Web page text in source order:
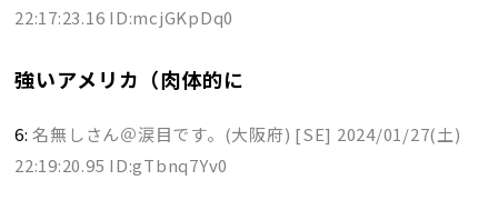
22:17:23.16 ID:mcjGKpDq0
強いアメリカ（肉体的に
6:名無しさん＠涙目です。(大阪府) [SE] 2024/01/27(土)
22:19:20.95 ID:gTbnq7Yv0